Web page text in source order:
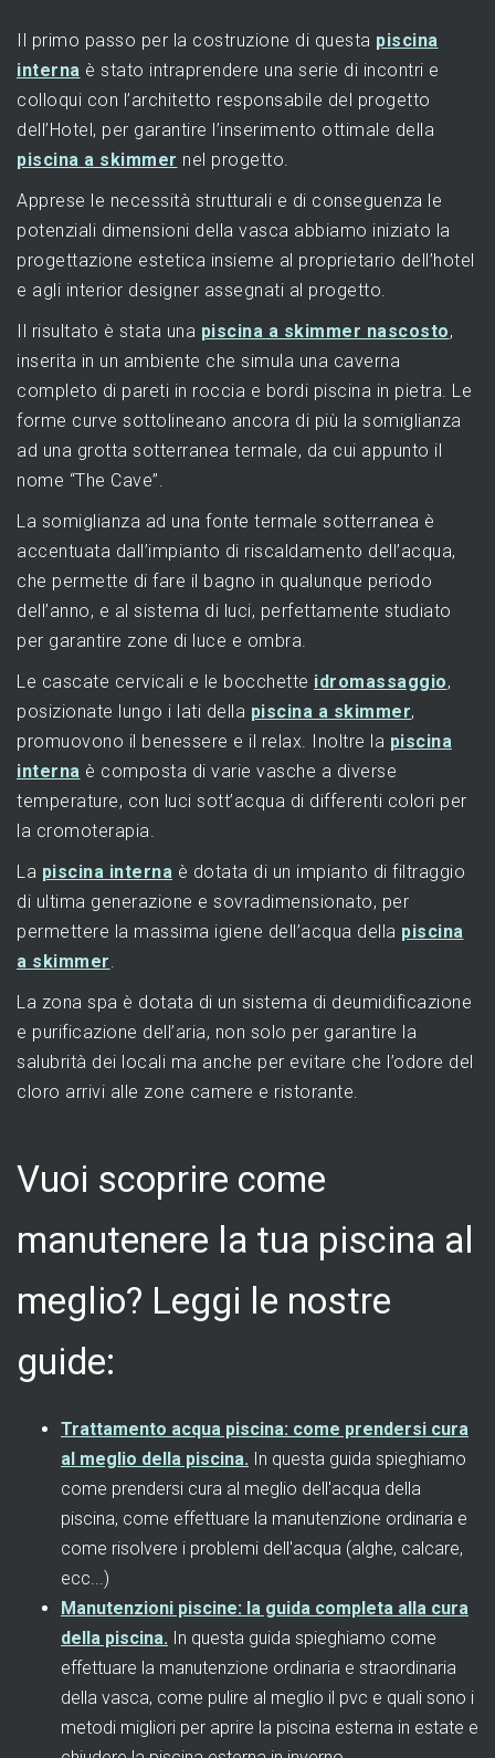
Il primo passo per la costruzione di questa piscina
interna è stato intraprendere una serie di incontri e
colloqui con l’architetto responsabile del progetto
dell’Hotel, per garantire l’inserimento ottimale della
piscina a skimmer nel progetto.
Apprese le necessità strutturali e di conseguenza le
potenziali dimensioni della vasca abbiamo iniziato la
progettazione estetica insieme al proprietario dell’hotel
e agli interior designer assegnati al progetto.
Il risultato è stata una piscina a skimmer nascosto,
inserita in un ambiente che simula una caverna
completo di pareti in roccia e bordi piscina in pietra. Le
forme curve sottolineano ancora di più la somiglianza
ad una grotta sotterranea termale, da cui appunto il
nome “The Cave”.
La somiglianza ad una fonte termale sotterranea è
accentuata dall’impianto di riscaldamento dell’acqua,
che permette di fare il bagno in qualunque periodo
dell’anno, e al sistema di luci, perfettamente studiato
per garantire zone di luce e ombra.
Le cascate cervicali e le bocchette idromassaggio,
posizionate lungo i lati della piscina a skimmer,
promuovono il benessere e il relax. Inoltre la piscina
interna è composta di varie vasche a diverse
temperature, con luci sott’acqua di differenti colori per
la cromoterapia.
La piscina interna è dotata di un impianto di filtraggio
di ultima generazione e sovradimensionato, per
permettere la massima igiene dell’acqua della piscina
a skimmer.
La zona spa è dotata di un sistema di deumidificazione
e purificazione dell’aria, non solo per garantire la
salubrità dei locali ma anche per evitare che l’odore del
cloro arrivi alle zone camere e ristorante.
Vuoi scoprire come
manutenere la tua piscina al
meglio? Leggi le nostre
guide:
Trattamento acqua piscina: come prendersi cura
al meglio della piscina. In questa guida spieghiamo
come prendersi cura al meglio dell'acqua della
piscina, come effettuare la manutenzione ordinaria e
come risolvere i problemi dell'acqua (alghe, calcare,
ecc...)
Manutenzioni piscine: la guida completa alla cura
della piscina. In questa guida spieghiamo come
effettuare la manutenzione ordinaria e straordinaria
della vasca, come pulire al meglio il pvc e quali sono i
metodi migliori per aprire la piscina esterna in estate e